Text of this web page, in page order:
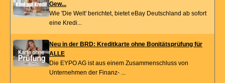
Gew...
Wie 'Die Welt' berichtet, bietet eBay Deutschland ab sofort
eine Kredi...
Neu in der BRD: Kreditkarte ohne Bonitätsprüfung für
ALLE
Die EYPO AG ist aus einem Zusammenschluss von
Unternehmen der Finanz- ...